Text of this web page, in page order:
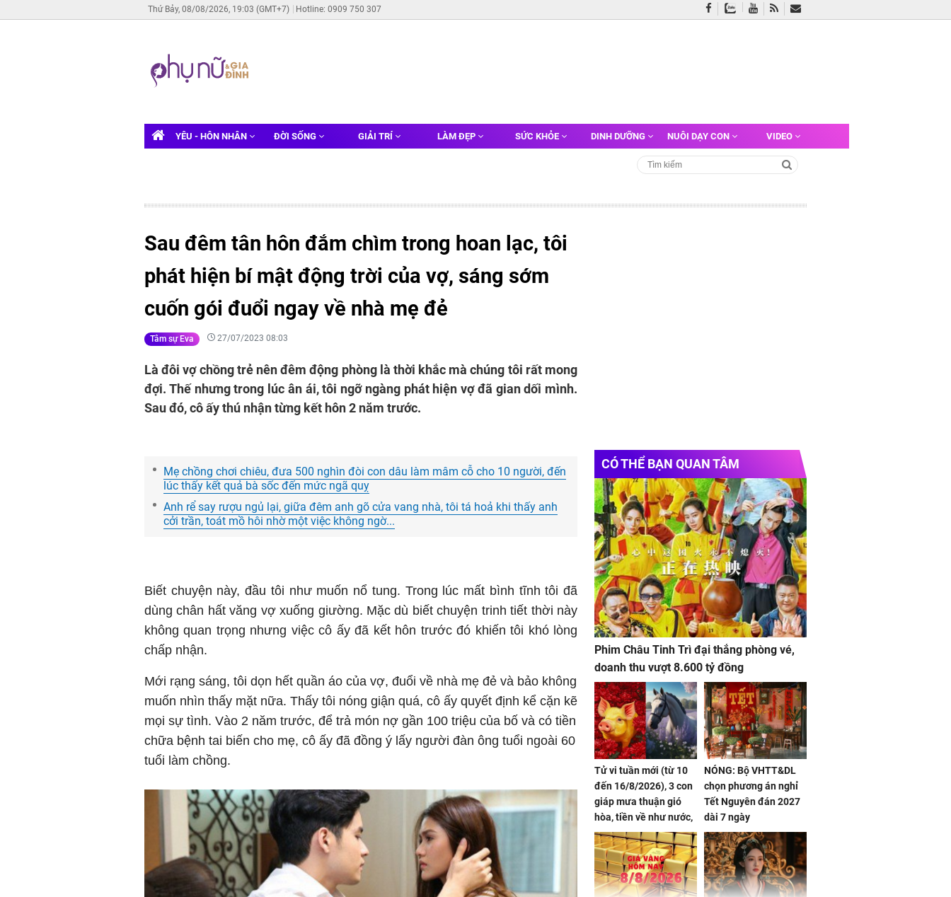
Thứ Bảy, 08/08/2026, 19:03 (GMT+7) Hotline: 0909 750 307
YÊU - HÔN NHÂN ĐỜI SỐNG GIẢI TRÍ LÀM ĐẸP SỨC KHỎE DINH DƯỠNG NUÔI DẠY CON VIDEO
Sau đêm tân hôn đắm chìm trong hoan lạc, tôi
phát hiện bí mật động trời của vợ, sáng sớm
cuốn gói đuổi ngay về nhà mẹ đẻ
Tâm sự Eva 27/07/2023 08:03
Là đôi vợ chồng trẻ nên đêm động phòng là thời khắc mà chúng tôi rất mong
đợi. Thế nhưng trong lúc ân ái, tôi ngỡ ngàng phát hiện vợ đã gian dối mình.
Sau đó, cô ấy thú nhận từng kết hôn 2 năm trước.
Mẹ chồng chơi chiêu, đưa 500 nghìn đòi con dâu làm mâm cỗ cho 10 người, đến
lúc thấy kết quả bà sốc đến mức ngã quỵ
Anh rể say rượu ngủ lại, giữa đêm anh gõ cửa vang nhà, tôi tá hoả khi thấy anh
cởi trần, toát mồ hôi nhờ một việc không ngờ...
Biết chuyện này, đầu tôi như muốn nổ tung. Trong lúc mất bình tĩnh tôi đã
dùng chân hất văng vợ xuống giường. Mặc dù biết chuyện trinh tiết thời này
không quan trọng nhưng việc cô ấy đã kết hôn trước đó khiến tôi khó lòng
chấp nhận.
Mới rạng sáng, tôi dọn hết quần áo của vợ, đuổi về nhà mẹ đẻ và bảo không
muốn nhìn thấy mặt nữa. Thấy tôi nóng giận quá, cô ấy quyết định kể cặn kẽ
mọi sự tình. Vào 2 năm trước, để trả món nợ gần 100 triệu của bố và có tiền
chữa bệnh tai biến cho mẹ, cô ấy đã đồng ý lấy người đàn ông tuổi ngoài 60
tuổi làm chồng.
CÓ THỂ BẠN QUAN TÂM
Phim Châu Tinh Trì đại thắng phòng vé,
doanh thu vượt 8.600 tỷ đồng
Tử vi tuần mới (từ 10
đến 16/8/2026), 3 con
giáp mưa thuận gió
hòa, tiền về như nước,
bạc vàng dư dả, Phú
Quý Vinh Hoa, vận
trình khai sáng
NÓNG: Bộ VHTT&DL
chọn phương án nghỉ
Tết Nguyên đán 2027
dài 7 ngày